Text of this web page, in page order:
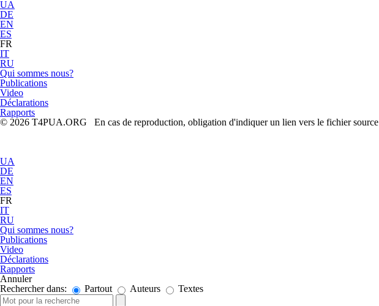
UA
DE
EN
ES
FR
IT
RU
Qui sommes nous?
Publications
Video
Déclarations
Rapports
© 2026 T4PUA.ORG En cas de reproduction, obligation d'indiquer un lien vers le fichier source
UA
DE
EN
ES
FR
IT
RU
Qui sommes nous?
Publications
Video
Déclarations
Rapports
Annuler
Rechercher dans:
Partout Auteurs Textes